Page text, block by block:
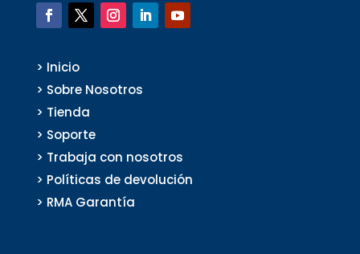
> Inicio
> Sobre Nosotros
> Tienda
> Soporte
> Trabaja con nosotros
> Políticas de devolución
> RMA Garantía